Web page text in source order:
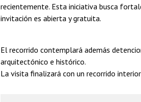
recientemente. Esta iniciativa busca
invitación es abierta y gratuita.
El recorrido contemplará además
arquitectónico e histórico.
La visita finalizará con un recorrido